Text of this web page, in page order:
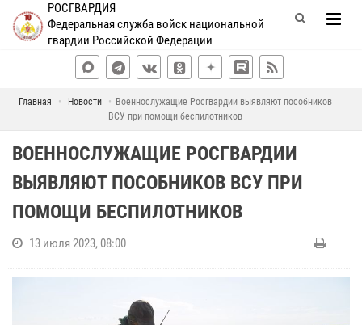
РОСГВАРДИЯ
Федеральная служба войск национальной
гвардии Российской Федерации
Главная Новости
Военнослужащие Росгвардии выявляют пособников
ВСУ при помощи беспилотников
ВОЕННОСЛУЖАЩИЕ РОСГВАРДИИ
ВЫЯВЛЯЮТ ПОСОБНИКОВ ВСУ ПРИ
ПОМОЩИ БЕСПИЛОТНИКОВ
13 июля 2023, 08:00